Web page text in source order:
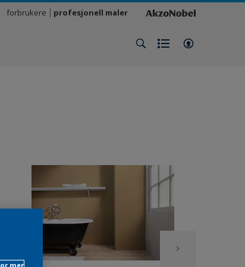
forbrukere profesjonell maler
mer